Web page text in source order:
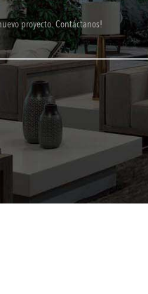
proyecto. Contáctanos!